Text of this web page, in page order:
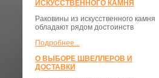
ИСКУССТВЕННОГО КАМНЯ
Раковины из искусственного камня
обладают рядом достоинств
Подробнее...
О ВЫБОРЕ ШВЕЛЛЕРОВ И
ДОСТАВКИ